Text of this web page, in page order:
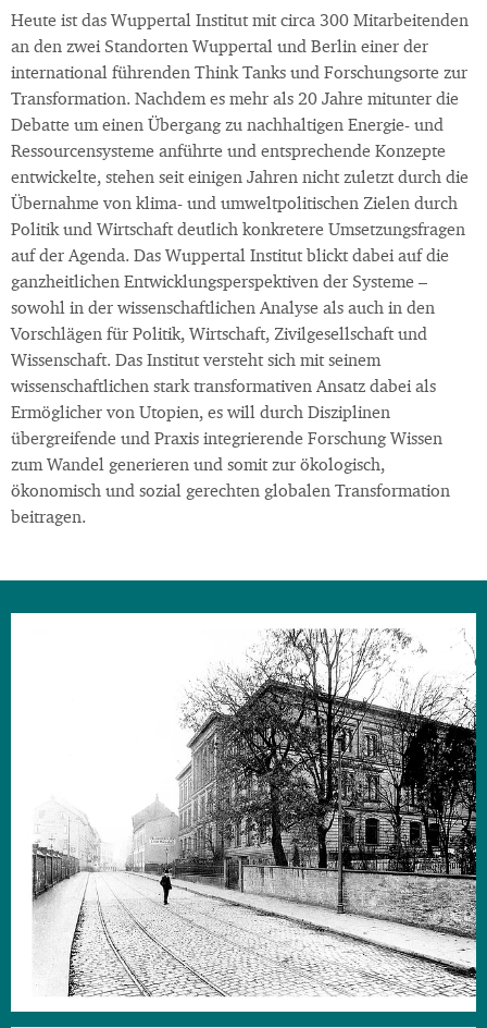
Heute ist das Wuppertal Institut mit circa 300 Mitarbeitenden
an den zwei Standorten Wuppertal und Berlin einer der
international führenden Think Tanks und Forschungsorte zur
Transformation. Nachdem es mehr als 20 Jahre mitunter die
Debatte um einen Übergang zu nachhaltigen Energie- und
Ressourcensysteme anführte und entsprechende Konzepte
entwickelte, stehen seit einigen Jahren nicht zuletzt durch die
Übernahme von klima- und umweltpolitischen Zielen durch
Politik und Wirtschaft deutlich konkretere Umsetzungsfragen
auf der Agenda. Das Wuppertal Institut blickt dabei auf die
ganzheitlichen Entwicklungsperspektiven der Systeme –
sowohl in der wissenschaftlichen Analyse als auch in den
Vorschlägen für Politik, Wirtschaft, Zivilgesellschaft und
Wissenschaft. Das Institut versteht sich mit seinem
wissenschaftlichen stark transformativen Ansatz dabei als
Ermöglicher von Utopien, es will durch Disziplinen
übergreifende und Praxis integrierende Forschung Wissen
zum Wandel generieren und somit zur ökologisch,
ökonomisch und sozial gerechten globalen Transformation
beitragen.